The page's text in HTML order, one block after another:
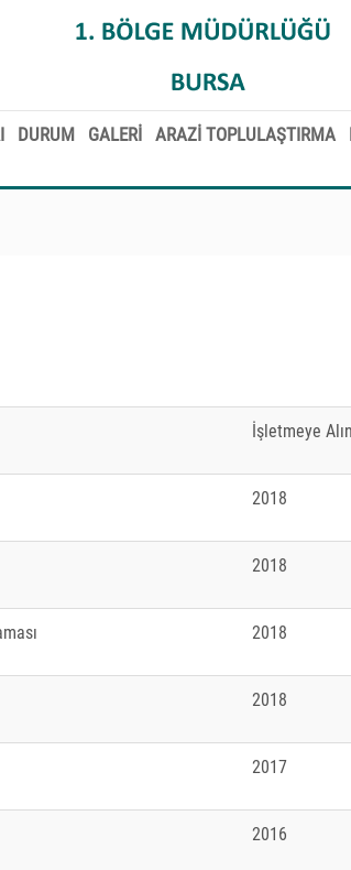
DURUM GALERİ ARAZİ TOPLULAŞTIRMA
İşletmeye
2018
2018
2018
2018
2017
2016